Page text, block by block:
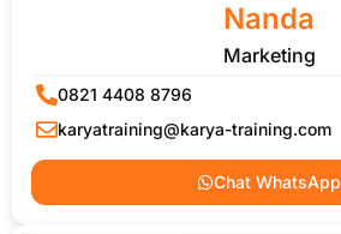
Nanda
Marketing
0821 4408 8796
karyatraining@karya-training.com
Chat WhatsApp